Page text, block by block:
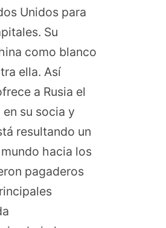
Unidos para
Su
como blanco
ella. Así
a Rusia el
su socia y
resultando un
hacia los
pagaderos